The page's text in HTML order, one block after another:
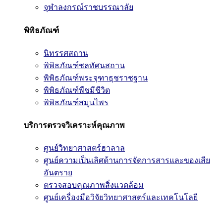
จุฬาลงกรณ์ราชบรรณาลัย
พิพิธภัณฑ์
นิทรรศสถาน
พิพิธภัณฑ์ชลทัศนสถาน
พิพิธภัณฑ์พระจุฑาธุชราชฐาน
พิพิธภัณฑ์พืชมีชีวิต
พิพิธภัณฑ์สมุนไพร
บริการตรวจวิเคราะห์คุณภาพ
ศูนย์วิทยาศาสตร์ฮาลาล
ศูนย์ความเป็นเลิศด้านการจัดการสารและของเสีย
อันตราย
ตรวจสอบคุณภาพสิ่งแวดล้อม
ศูนย์เครื่องมือวิจัยวิทยาศาสตร์และเทคโนโลยี